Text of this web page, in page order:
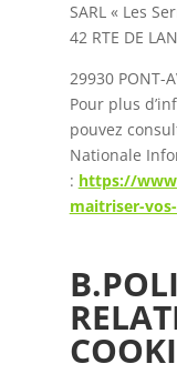
SARL « Les
42 RTE DE
29930 PONT-
Pour plus
pouvez
Nationale
: https://
maitriser-